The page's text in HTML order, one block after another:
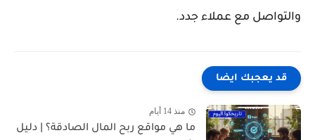
والتواصل مع عملاء جدد.
قد يعجبك ايضا
منذ 14 أيام
ما هي مواقع ربح المال الصادقة؟ | دليل